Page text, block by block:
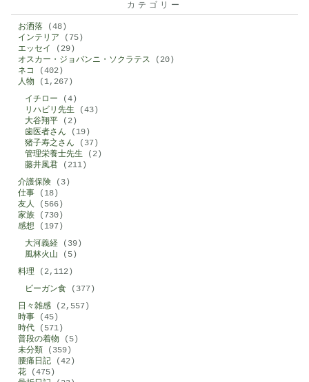
カテゴリー
お洒落 (48)
インテリア (75)
エッセイ
(29)
オスカー・ジョバンニ・ソクラテス (20)
ネコ
(402)
人物 (1,267)
イチロー (4)
リハビリ先生 (43)
大谷翔平 (2)
歯医者さん (19)
猪子寿之さん (37)
管理栄養士先生 (2)
藤井風君 (211)
介護保険 (3)
仕事 (18)
友人 (566)
家族 (730)
感想 (197)
大河義経 (39)
風林火山 (5)
料理 (2,112)
ビーガン食 (377)
日々雑感 (2,557)
時事 (45)
時代 (571)
普段の着物 (5)
未分類 (359)
腰痛日記 (42)
花 (475)